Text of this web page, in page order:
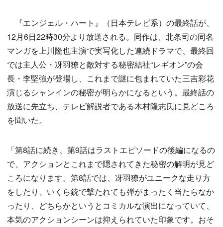
『エンジェル・ハート』（日本テレビ系）の最終話が、
12月6日22時30分より放送される。同作は、北条司の同名
マンガを上川隆也主演で実写化した連続ドラマで、最終回
では主人公・冴羽獠と敵対する秘密結社“レギオン”の会
長・李堅強が登場し、これまで謎に包まれていた三吉彩花
演じるシャンインの秘密が明らかになるという。最終話の
放送に先立ち、テレビ解説者である木村隆志氏に見どころ
を聞いた。
「第8話に続き、第9話はラストエピソードの後編になるの
で、アクションとこれまで隠されてきた秘密の解明が見ど
ころになります。第8話では、冴羽獠がユニークな走り方
をしたり、いくら銃で撃たれても弾がまったく当たらなか
ったり、どちらかというとコミカルな演出になっていて、
本気のアクションシーンは抑えられていた印象です。おそ